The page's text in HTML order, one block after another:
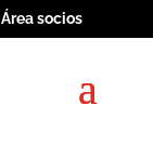
Área socios